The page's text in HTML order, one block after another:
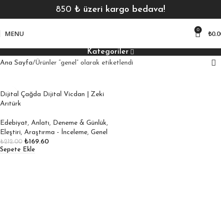
850 ₺ üzeri kargo bedava!
MENU 0 ₺
Kategoriler
Ana Sayfa Ürünler “genel” olarak etiketlendi
Dijital Çağda Dijital Vicdan | Zeki
Arıtürk
Edebiyat, Anlatı, Deneme & Günlük,
Eleştiri, Araştırma - İnceleme, Genel
₺212.00 ₺169.60
Sepete Ekle